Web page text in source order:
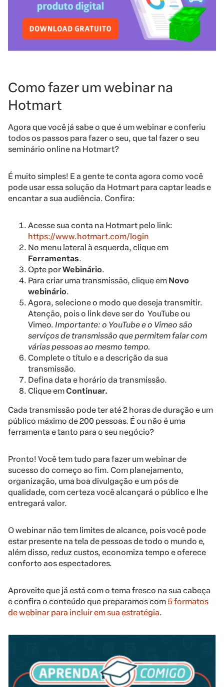
Como fazer um webinar na
Hotmart
Agora que você já sabe o que é um webinar e conferiu
todos os passos para fazer o seu, que tal fazer o seu
seminário online na Hotmart?
É muito simples! E a gente te conta agora como você
pode usar essa solução da Hotmart para captar leads e
encantar a sua audiência. Confira:
Acesse sua conta na Hotmart pelo link:
https://www.hotmart.com/login
No menu lateral à esquerda, clique em
Ferramentas.
Opte porWebinário.
Para criar uma transmissão, clique em Novo
webinário.
Agora, selecione o modo que deseja transmitir.
Atenção, pois o link deve ser do YouTube ou
Vimeo. Importante: o YouTube e o Vimeo são
serviços de transmissão que permitem falar com
várias pessoas ao mesmo tempo.
Complete o título e a descrição da sua
transmissão.
Defina data e horário da transmissão.
Clique emContinuar.
Cada transmissão pode ter até 2 horas de duração e um
público máximo de 200 pessoas. É ou não é uma
ferramenta e tanto para o seu negócio?
Pronto! Você tem tudo para fazer um webinar de
sucesso do começo ao fim. Com planejamento,
organização, uma boa divulgação e um pós de
qualidade, com certeza você alcançará o público e lhe
entregará valor.
O webinar não tem limites de alcance, pois você pode
estar presente na tela de pessoas de todo o mundo e,
além disso, reduz custos, economiza tempo e oferece
conforto aos espectadores.
Aproveite que já está com o tema fresco na sua cabeça
e confira o conteúdo que preparamos com 5 formatos
de webinar para incluir em sua estratégia.